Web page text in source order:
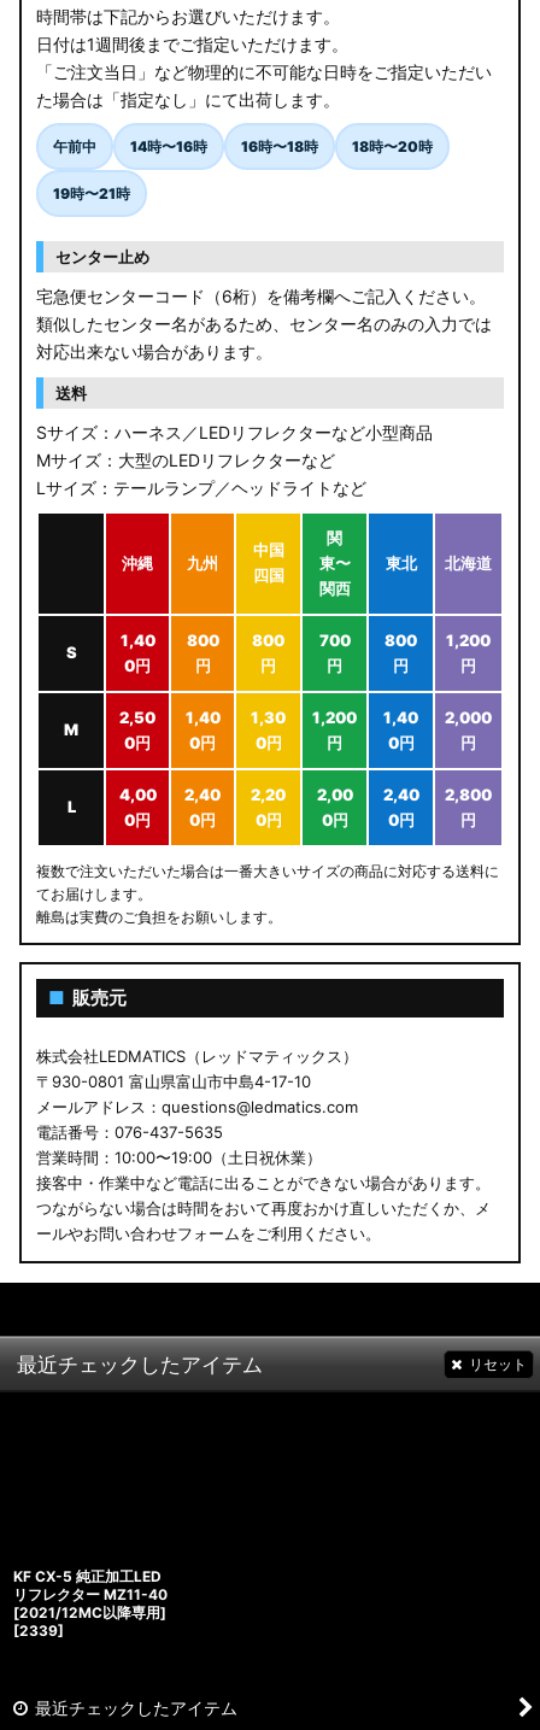
時間帯は下記からお選びいただけます。
日付は1週間後までご指定いただけます。
「ご注文当日」など物理的に不可能な日時をご指定いただい
た場合は「指定なし」にて出荷します。
午前中 14時〜16時 16時〜18時 18時〜20時
19時〜21時
センター止め
宅急便センターコード（6桁）を備考欄へご記入ください。
類似したセンター名があるため、センター名のみの入力では
対応出来ない場合があります。
送料
Sサイズ：ハーネス／LEDリフレクターなど小型商品
Mサイズ：大型のLEDリフレクターなど
Lサイズ：テールランプ／ヘッドライトなど
沖縄 九州
中国
四国
関
東〜
関西
東北 北海道
S
1,40
0円
800
円
800
円
700
円
800
円
1,200
円
M
2,50
0円
1,40
0円
1,30
0円
1,200
円
1,40
0円
2,000
円
L
4,00
0円
2,40
0円
2,20
0円
2,00
0円
2,40
0円
2,800
円
複数で注文いただいた場合は一番大きいサイズの商品に対応する送料に
てお届けします。
離島は実費のご負担をお願いします。
■ 販売元
株式会社LEDMATICS（レッドマティックス）
〒930-0801 富山県富山市中島4-17-10
メールアドレス：questions@ledmatics.com
電話番号：076-437-5635
営業時間：10:00〜19:00（土日祝休業）
接客中・作業中など電話に出ることができない場合があります。
つながらない場合は時間をおいて再度おかけ直しいただくか、メ
ールやお問い合わせフォームをご利用ください。
最近チェックしたアイテム リセット
KF CX-5 純正加工LED
リフレクター MZ11-40
[2021/12MC以降専用]
[2339]
最近チェックしたアイテム